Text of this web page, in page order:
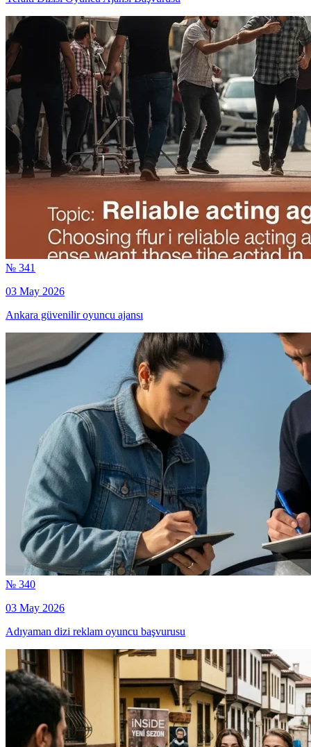
№ 341
03 May 2026
Ankara güvenilir oyuncu ajansı
№ 340
03 May 2026
Adıyaman dizi reklam oyuncu başvurusu